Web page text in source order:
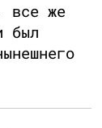
все же
был